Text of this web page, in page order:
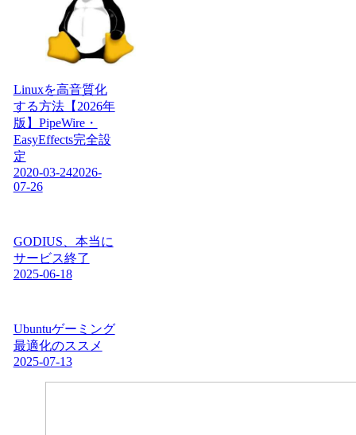
Linuxを高音質化
する方法【2026年
版】PipeWire・
EasyEffects完全設
定
2020-03-242026-
07-26
GODIUS、本当に
サービス終了
2025-06-18
Ubuntuゲーミング
最適化のススメ
2025-07-13